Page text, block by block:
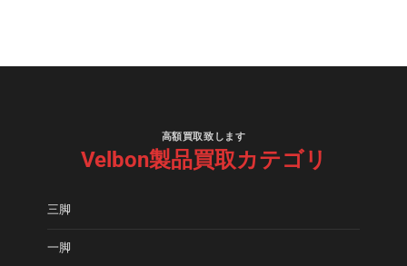
高額買取致します
Velbon製品買取カテゴリ
三脚
一脚